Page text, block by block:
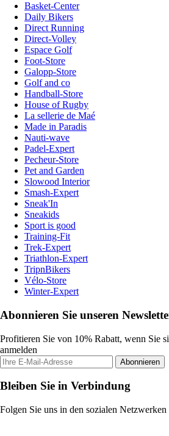
Basket-Center
Daily Bikers
Direct Running
Direct-Volley
Espace Golf
Foot-Store
Galopp-Store
Golf and co
Handball-Store
House of Rugby
La sellerie de Maé
Made in Paradis
Nauti-wave
Padel-Expert
Pecheur-Store
Pet and Garden
Slowood Interior
Smash-Expert
Sneak'In
Sneakids
Sport is good
Training-Fit
Trek-Expert
Triathlon-Expert
TripnBikers
Vélo-Store
Winter-Expert
Abonnieren Sie unseren
Profitieren Sie von 10% Rabatt, wenn Sie
anmelden
Abonnieren
Bleiben Sie in Verbindung
Folgen Sie uns in den sozialen Netzwerken